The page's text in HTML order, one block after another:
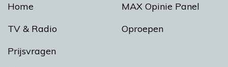
Home
TV & Radio
Prijsvragen
MAX Opinie Panel
Oproepen